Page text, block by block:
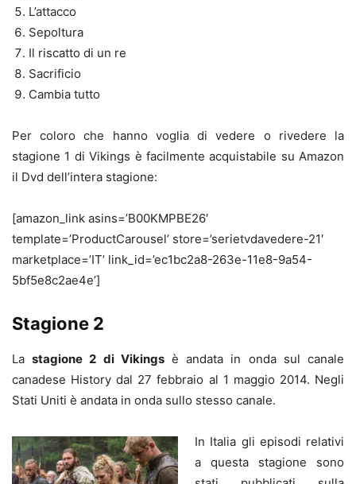
L’attacco
Sepoltura
Il riscatto di un re
Sacrificio
Cambia tutto
Per coloro che hanno voglia di vedere o rivedere la
stagione 1 di Vikings è facilmente acquistabile su Amazon
il Dvd dell’intera stagione:
[amazon_link asins=’B00KMPBE26′
template=’ProductCarousel’ store=’serietvdavedere-21′
marketplace=’IT’ link_id=’ec1bc2a8-263e-11e8-9a54-
5bf5e8c2ae4e’]
Stagione 2
Lastagione 2 di Vikingsè andata in onda sul canale
canadese History dal 27 febbraio al 1 maggio 2014. Negli
Stati Uniti è andata in onda sullo stesso canale.
In Italia gli episodi relativi
a questa stagione sono